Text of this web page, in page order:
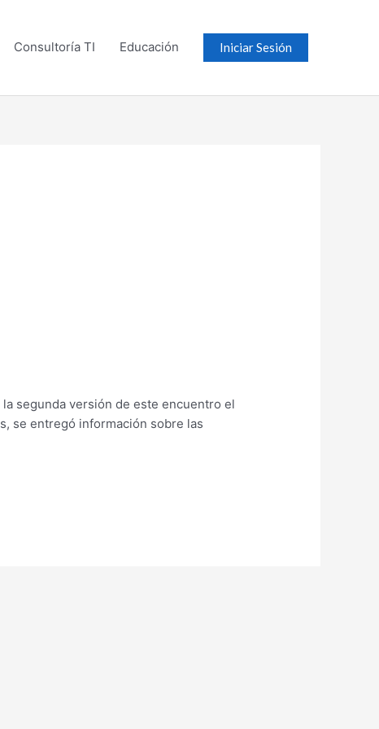
Consultoría TI Educación Iniciar Sesión
segunda versión de este encuentro el
se entregó información sobre las